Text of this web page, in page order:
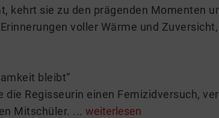
kehrt sie zu den prägenden Momenten
voller Wärme und
bleibt“
die Regisseurin einen Femizidversuch,
Mitschüler. ... weiterlesen